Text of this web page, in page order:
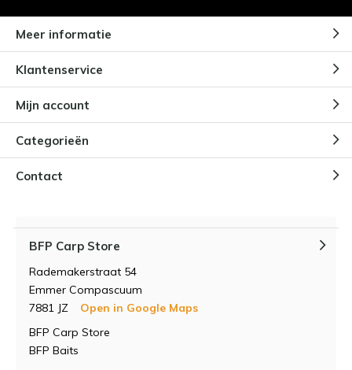
Meer informatie
Klantenservice
Mijn account
Categorieën
Contact
BFP Carp Store
Rademakerstraat 54
Emmer Compascuum
7881 JZ
Open in Google Maps
BFP Carp Store
BFP Baits